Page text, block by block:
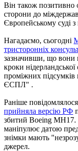
Він також позитивно
сторони до
Європейському суді
Нагадаємо, сьогодні
тристоронніх
зазначивши, що вони
кроки
проміжних підсумків
ЄСПЛ" .
Раніше
прийняла версію РФ
збитий Boeing MH17.
маніпулює датою
знімки мають
джерел.